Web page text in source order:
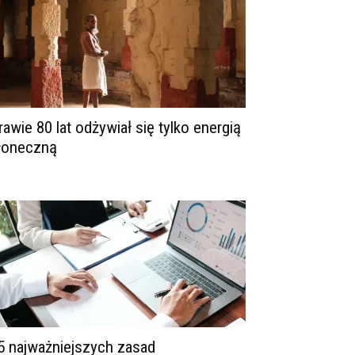
80 lat odżywiał się tylko energią
najważniejszych zasad